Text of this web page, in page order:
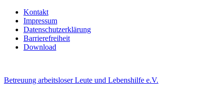
Kontakt
Impressum
Datenschutzerklärung
Barrierefreiheit
Download
Betreuung arbeitsloser Leute und Lebenshilfe e.V.